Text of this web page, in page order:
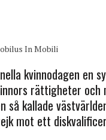
In Mobili
kvinnodagen en
rättigheter och
kallade
mot ett